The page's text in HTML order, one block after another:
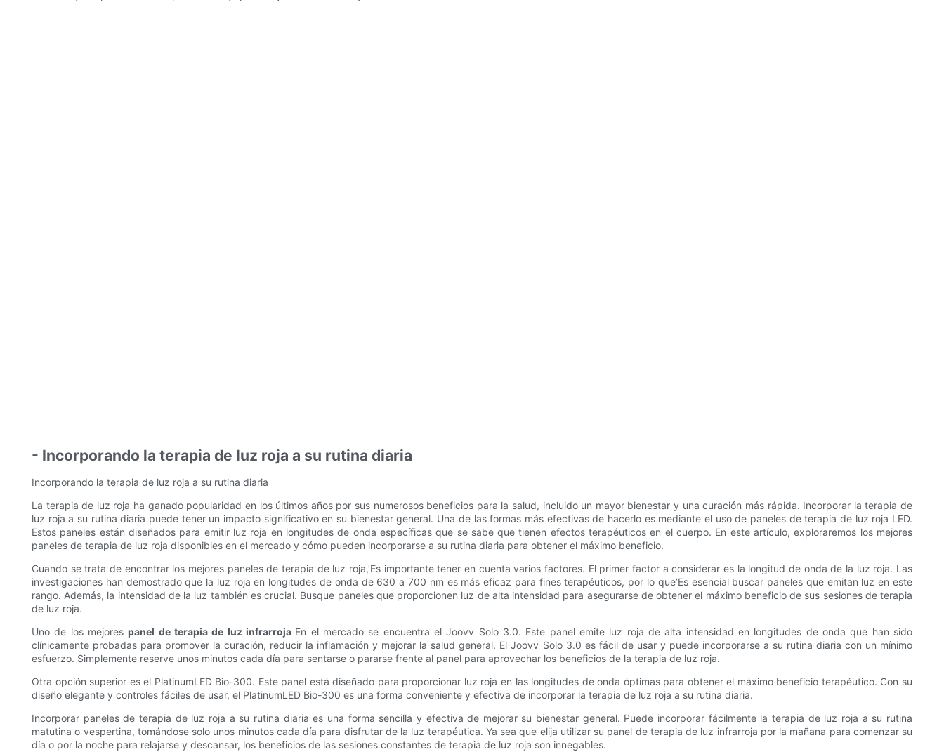
- Incorporando la terapia de luz roja a su rutina diaria
Incorporando la terapia de luz roja a su rutina diaria
La terapia de luz roja ha ganado popularidad en los últimos años por sus numerosos beneficios para la salud, incluido un mayor bienestar y una curación más rápida. Incorporar la terapia de
luz roja a su rutina diaria puede tener un impacto significativo en su bienestar general. Una de las formas más efectivas de hacerlo es mediante el uso de paneles de terapia de luz roja LED.
Estos paneles están diseñados para emitir luz roja en longitudes de onda específicas que se sabe que tienen efectos terapéuticos en el cuerpo. En este artículo, exploraremos los mejores
paneles de terapia de luz roja disponibles en el mercado y cómo pueden incorporarse a su rutina diaria para obtener el máximo beneficio.
Cuando se trata de encontrar los mejores paneles de terapia de luz roja,’Es importante tener en cuenta varios factores. El primer factor a considerar es la longitud de onda de la luz roja. Las
investigaciones han demostrado que la luz roja en longitudes de onda de 630 a 700 nm es más eficaz para fines terapéuticos, por lo que’Es esencial buscar paneles que emitan luz en este
rango. Además, la intensidad de la luz también es crucial. Busque paneles que proporcionen luz de alta intensidad para asegurarse de obtener el máximo beneficio de sus sesiones de terapia
de luz roja.
Uno de los mejorespanel de terapia de luz infrarroja En el mercado se encuentra el Joovv Solo 3.0. Este panel emite luz roja de alta intensidad en longitudes de onda que han sido
clínicamente probadas para promover la curación, reducir la inflamación y mejorar la salud general. El Joovv Solo 3.0 es fácil de usar y puede incorporarse a su rutina diaria con un mínimo
esfuerzo. Simplemente reserve unos minutos cada día para sentarse o pararse frente al panel para aprovechar los beneficios de la terapia de luz roja.
Otra opción superior es el PlatinumLED Bio-300. Este panel está diseñado para proporcionar luz roja en las longitudes de onda óptimas para obtener el máximo beneficio terapéutico. Con su
diseño elegante y controles fáciles de usar, el PlatinumLED Bio-300 es una forma conveniente y efectiva de incorporar la terapia de luz roja a su rutina diaria.
Incorporar paneles de terapia de luz roja a su rutina diaria es una forma sencilla y efectiva de mejorar su bienestar general. Puede incorporar fácilmente la terapia de luz roja a su rutina
matutina o vespertina, tomándose solo unos minutos cada día para disfrutar de la luz terapéutica. Ya sea que elija utilizar su panel de terapia de luz infrarroja por la mañana para comenzar su
día o por la noche para relajarse y descansar, los beneficios de las sesiones constantes de terapia de luz roja son innegables.